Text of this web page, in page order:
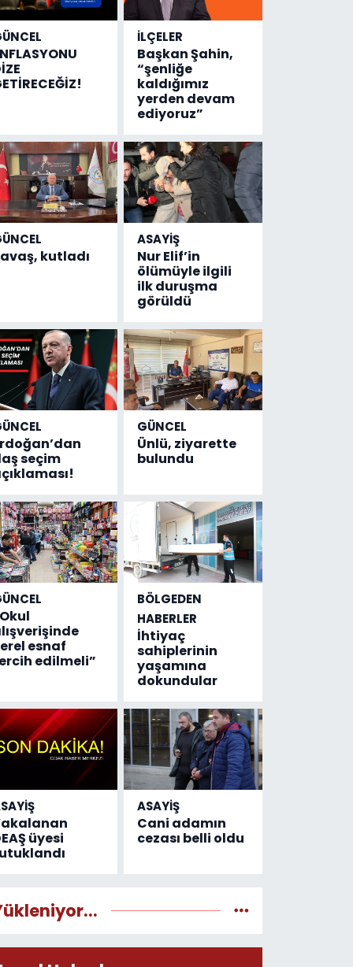
İLÇELER
Başkan Şahin,
“şenliğe
kaldığımız
yerden devam
ediyoruz”
kutladı
ASAYİŞ
Nur Elif’in
ölümüyle ilgili
ilk duruşma
görüldü
seçim
GÜNCEL
Ünlü, ziyarette
bulundu
esnaf
edilmeli”
BÖLGEDEN
HABERLER
İhtiyaç
sahiplerinin
yaşamına
dokundular
üyesi
ASAYİŞ
Cani adamın
cezası belli oldu